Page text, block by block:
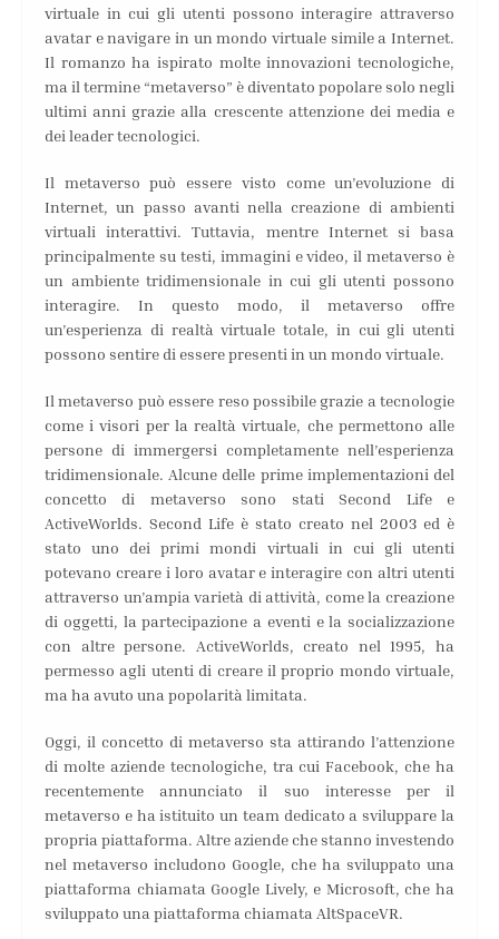
virtuale in cui gli utenti possono interagire attraverso
avatar e navigare in un mondo virtuale simile a Internet.
Il romanzo ha ispirato molte innovazioni tecnologiche,
ma il termine “metaverso” è diventato popolare solo negli
ultimi anni grazie alla crescente attenzione dei media e
dei leader tecnologici.
Il metaverso può essere visto come un’evoluzione di
Internet, un passo avanti nella creazione di ambienti
virtuali interattivi. Tuttavia, mentre Internet si basa
principalmente su testi, immagini e video, il metaverso è
un ambiente tridimensionale in cui gli utenti possono
interagire. In questo modo, il metaverso offre
un’esperienza di realtà virtuale totale, in cui gli utenti
possono sentire di essere presenti in un mondo virtuale.
Il metaverso può essere reso possibile grazie a tecnologie
come i visori per la realtà virtuale, che permettono alle
persone di immergersi completamente nell’esperienza
tridimensionale. Alcune delle prime implementazioni del
concetto di metaverso sono stati Second Life e
ActiveWorlds. Second Life è stato creato nel 2003 ed è
stato uno dei primi mondi virtuali in cui gli utenti
potevano creare i loro avatar e interagire con altri utenti
attraverso un’ampia varietà di attività, come la creazione
di oggetti, la partecipazione a eventi e la socializzazione
con altre persone. ActiveWorlds, creato nel 1995, ha
permesso agli utenti di creare il proprio mondo virtuale,
ma ha avuto una popolarità limitata.
Oggi, il concetto di metaverso sta attirando l’attenzione
di molte aziende tecnologiche, tra cui Facebook, che ha
recentemente annunciato il suo interesse per il
metaverso e ha istituito un team dedicato a sviluppare la
propria piattaforma. Altre aziende che stanno investendo
nel metaverso includono Google, che ha sviluppato una
piattaforma chiamata Google Lively, e Microsoft, che ha
sviluppato una piattaforma chiamata AltSpaceVR.